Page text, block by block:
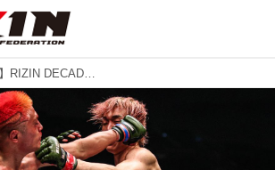
【試合結果】RIZIN DECADE 雷神番外地 第1試合／五明宏人 vs. 赤田プレイボイ功輝